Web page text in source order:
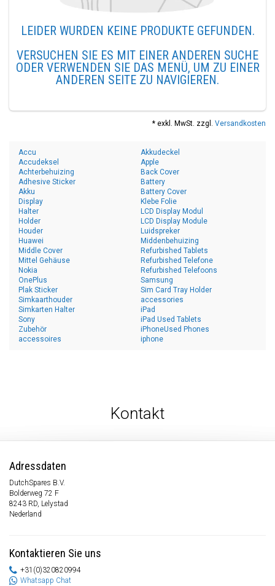
LEIDER WURDEN KEINE PRODUKTE GEFUNDEN.
VERSUCHEN SIE ES MIT EINER ANDEREN SUCHE
ODER VERWENDEN SIE DAS MENÜ, UM ZU EINER
ANDEREN SEITE ZU NAVIGIEREN.
* exkl. MwSt. zzgl. Versandkosten
Accu
Accudeksel
Achterbehuizing
Adhesive Sticker
Akku
Akkudeckel
Apple
Back Cover
Battery
Battery Cover
Display
Halter
Holder
Houder
Huawei
Klebe Folie
LCD Display Modul
LCD Display Module
Luidspreker
Middenbehuizing
Middle Cover
Mittel Gehäuse
Nokia
OnePlus
Plak Sticker
Refurbished Tablets
Refurbished Telefone
Refurbished Telefoons
Samsung
Sim Card Tray Holder
Simkaarthouder
Simkarten Halter
Sony
Zubehör
accessoires
accessories
iPad
iPad Used Tablets
iPhoneUsed Phones
iphone
Kontakt
Adressdaten
DutchSpares B.V.
Bolderweg 72 F
8243 RD, Lelystad
Nederland
Kontaktieren Sie uns
+31(0)320820994
Whatsapp Chat